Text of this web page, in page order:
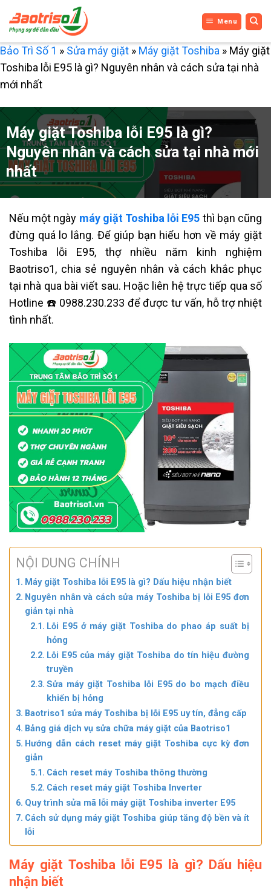
qua
nội
dung
Menu
Bảo Trì Số 1 » Sửa máy giặt » Máy giặt Toshiba » Máy giặt
Toshiba lỗi E95 là gì? Nguyên nhân và cách sửa tại nhà
mới nhất
Máy giặt Toshiba lỗi E95 là gì?
Nguyên nhân và cách sửa tại nhà mới
nhất
Nếu một ngày máy giặt Toshiba lỗi E95 thì bạn cũng
đừng quá lo lắng. Để giúp bạn hiểu hơn về máy giặt
Toshiba lỗi E95, thợ nhiều năm kinh nghiệm
Baotriso1, chia sẻ nguyên nhân và cách khắc phục
tại nhà qua bài viết sau. Hoặc liên hệ trực tiếp qua số
Hotline ☎️ 0988.230.233 để được tư vấn, hỗ trợ nhiệt
tình nhất.
NỘI DUNG CHÍNH
Máy giặt Toshiba lỗi E95 là gì? Dấu hiệu nhận biết
Nguyên nhân và cách sửa máy Toshiba bị lỗi E95 đơn
giản tại nhà
Lỗi E95 ở máy giặt Toshiba do phao áp suất bị
hỏng
Lỗi E95 của máy giặt Toshiba do tín hiệu đường
truyền
Sửa máy giặt Toshiba lỗi E95 do bo mạch điều
khiển bị hỏng
Baotriso1 sửa máy Toshiba bị lỗi E95 uy tín, đẳng cấp
Bảng giá dịch vụ sửa chữa máy giặt của Baotriso1
Hướng dẫn cách reset máy giặt Toshiba cực kỳ đơn
giản
Cách reset máy Toshiba thông thường
Cách reset máy giặt Toshiba Inverter
Quy trình sửa mã lỗi máy giặt Toshiba inverter E95
Cách sử dụng máy giặt Toshiba giúp tăng độ bền và ít
lỗi
Máy giặt Toshiba lỗi E95 là gì? Dấu hiệu
nhận biết